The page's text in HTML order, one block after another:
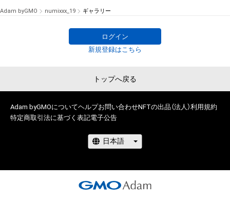
Adam byGMO numixxx_19 ギャラリー
ログイン
新規登録はこちら
トップへ戻る
Adam byGMOについてヘルプお問い合わせNFTの出品（法人）利用規約
特定商取引法に基づく表記電子公告